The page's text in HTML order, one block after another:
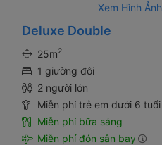
Xem Hình
Deluxe Double
25m2
1 giường đôi
2 người lớn
Miễn phí trẻ em dưới 6 tuổi
Miễn phí bữa sáng
Miễn phí đón sân bay